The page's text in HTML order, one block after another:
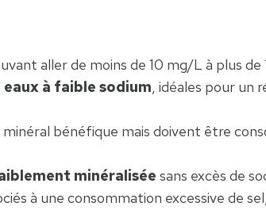
aller de moins de 10 mg/L à plus
eaux à faible sodium, idéales pour un
bénéfique mais doivent être
minéralisée sans excès de
à une consommation excessive de